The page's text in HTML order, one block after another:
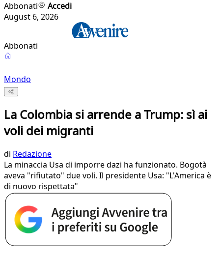
Abbonati
Accedi
August 6, 2026
Abbonati
Mondo
La Colombia si arrende a Trump: sì ai
voli dei migranti
di Redazione
La minaccia Usa di imporre dazi ha funzionato. Bogotà
aveva "rifiutato" due voli. Il presidente Usa: "L'America è
di nuovo rispettata"